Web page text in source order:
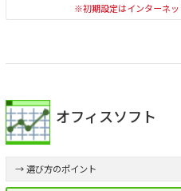
※初期設定はインターネッ
オフィスソフト
→ 選び方のポイント